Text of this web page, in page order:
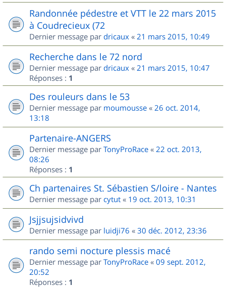
Randonnée pédestre et VTT le 22 mars 2015
à Coudrecieux (72
Dernier message par dricaux « 21 mars 2015, 10:49
Recherche dans le 72 nord
Dernier message par dricaux « 21 mars 2015, 10:47
Réponses : 1
Des rouleurs dans le 53
Dernier message par moumousse « 26 oct. 2014,
13:18
Partenaire-ANGERS
Dernier message par TonyProRace « 22 oct. 2013,
08:26
Réponses : 1
Ch partenaires St. Sébastien S/loire - Nantes
Dernier message par cytut « 19 oct. 2013, 10:31
Jsjjsujsidvivd
Dernier message par luidji76 « 30 déc. 2012, 23:36
rando semi nocture plessis macé
Dernier message par TonyProRace « 09 sept. 2012,
20:52
Réponses : 1